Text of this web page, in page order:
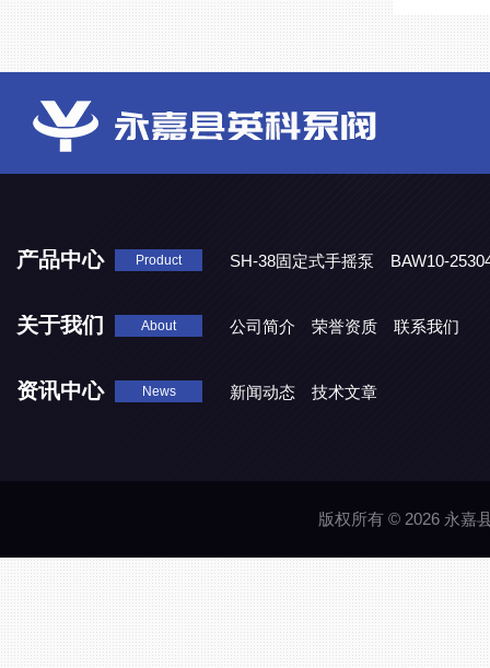
产品中心 Product SH-38固定式手摇泵
BAW10-
关于我们 About 公司简介 荣誉资质 联系我们
资讯中心 News 新闻动态 技术文章
版权所有 © 2026 永嘉